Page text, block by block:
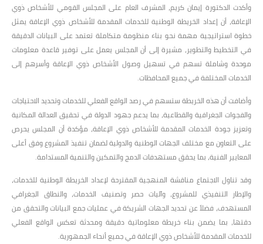
وأكدت الدكتورة إيمان كريم، المشرف العام على المجلس القومي للأشخاص ذوي
الإعاقة، أن إعداد الخريطة الوطنية للخدمات المقدمة للأشخاص ذوي الإعاقة يمثل
خطوة استراتيجية مهمة نحو بناء منظومة متكاملة تعتمد على البيانات الدقيقة
في التخطيط والتطوير، مشيرة إلى أن المجلس يعمل على توفير قاعدة معلومات
موحدة وشاملة تسهم في تسهيل وصول الأشخاص ذوي الإعاقة وأسرهم إلى
الخدمات المختلفة في جميع المحافظات.
وأضافت أن هذه الخريطة ستسهم في رصد الواقع الفعلي للخدمات وتحديد الاحتياجات
والفجوات الجغرافية والقطاعية، بما يدعم جهود الدولة في تحقيق العدالة المكانية
وتعزيز جودة الخدمات المقدمة للأشخاص ذوي الإعاقة، مؤكدة أن المجلس يحرص
على التعاون مع مختلف الجهات الوطنية والدولية لضمان تنفيذ المشروع وفق أعلى
المعايير الفنية، بما يحقق مستهدفات الدمج والتمكين والتنمية المستدامة.
وقد تناول الاجتماع مناقشة المنهجية المقترحة لإعداد الخريطة الوطنية للخدمات،
والإطار التنفيذي للمشروع، وآليات حصر وتصنيف الخدمات، والنطاق الجغرافي
المستهدف، فضلاً عن تحديد الجهات الشريكة في عمليات جمع البيانات والتحقق من
دقتها، بما يضمن بناء خريطة معلوماتية دقيقة ومحدثة تعكس الواقع الفعلي
للخدمات المقدمة للأشخاص ذوي الإعاقة في جميع أنحاء الجمهورية.